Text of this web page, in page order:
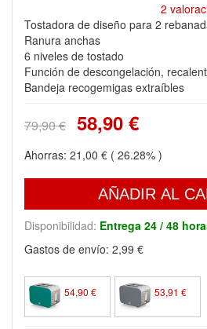
2
Tostadora de diseño para 2
Ranura anchas
6 niveles de tostado
Función de descongelación,
Bandeja recogemigas extraíbles
79,90 € 58,90 €
Ahorras: 21,00 € ( 26.28% )
AÑADIR AL
Disponibilidad: Entrega 24 / 48
Gastos de envío: 2,99 €
54,90 € 53,91 €